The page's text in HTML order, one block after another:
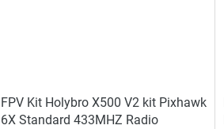
FPV Kit Holybro X500 V2 kit Pixhawk
6X Standard 433MHZ Radio